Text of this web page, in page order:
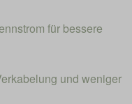
für bessere
und weniger